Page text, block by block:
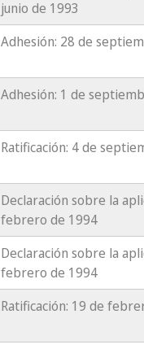
junio de 1993
Adhesión: 28 de
Adhesión: 1 de
Ratificación: 4 de
Declaración sobre la
febrero de 1994
Declaración sobre la
febrero de 1994
Ratificación: 19 de